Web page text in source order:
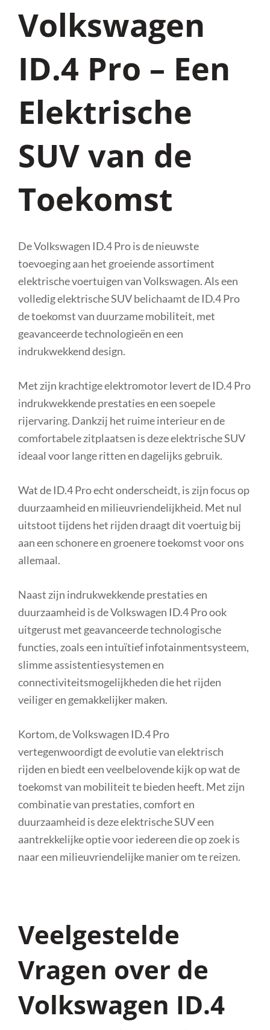
Volkswagen
ID.4 Pro – Een
Elektrische
SUV van de
Toekomst
De Volkswagen ID.4 Pro is de nieuwste
toevoeging aan het groeiende assortiment
elektrische voertuigen van Volkswagen. Als een
volledig elektrische SUV belichaamt de ID.4 Pro
de toekomst van duurzame mobiliteit, met
geavanceerde technologieën en een
indrukwekkend design.
Met zijn krachtige elektromotor levert de ID.4 Pro
indrukwekkende prestaties en een soepele
rijervaring. Dankzij het ruime interieur en de
comfortabele zitplaatsen is deze elektrische SUV
ideaal voor lange ritten en dagelijks gebruik.
Wat de ID.4 Pro echt onderscheidt, is zijn focus op
duurzaamheid en milieuvriendelijkheid. Met nul
uitstoot tijdens het rijden draagt dit voertuig bij
aan een schonere en groenere toekomst voor ons
allemaal.
Naast zijn indrukwekkende prestaties en
duurzaamheid is de Volkswagen ID.4 Pro ook
uitgerust met geavanceerde technologische
functies, zoals een intuïtief infotainmentsysteem,
slimme assistentiesystemen en
connectiviteitsmogelijkheden die het rijden
veiliger en gemakkelijker maken.
Kortom, de Volkswagen ID.4 Pro
vertegenwoordigt de evolutie van elektrisch
rijden en biedt een veelbelovende kijk op wat de
toekomst van mobiliteit te bieden heeft. Met zijn
combinatie van prestaties, comfort en
duurzaamheid is deze elektrische SUV een
aantrekkelijke optie voor iedereen die op zoek is
naar een milieuvriendelijke manier om te reizen.
Veelgestelde
Vragen over de
Volkswagen ID.4